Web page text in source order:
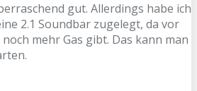
gut. Allerdings habe ich
2.1 Soundbar zugelegt, da vor
mehr Gas gibt. Das kann man